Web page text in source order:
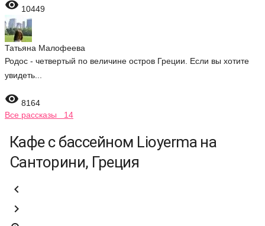
 10449
Татьяна Малофеева
Родос - четвертый по величине остров Греции. Если вы хотите
увидеть...
 8164
Все рассказы 14
Кафе с бассейном Lioyerma на
Санторини, Греция

